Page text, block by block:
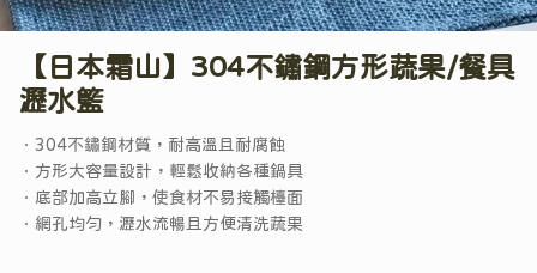
【日本霜山】304不鏽鋼方形蔬果/餐具
瀝水籃
．304不鏽鋼材質，耐高溫且耐腐蝕
．方形大容量設計，輕鬆收納各種鍋具
．底部加高立腳，使食材不易接觸檯面
．網孔均勻，瀝水流暢且方便清洗蔬果